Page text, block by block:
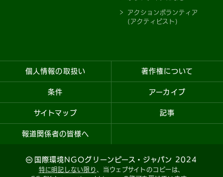
アクションボランティア
(アクティビスト)
個人情報の取扱い 著作権について
条件 アーカイブ
サイトマップ 記事
報道関係者の皆様へ
国際環境NGOグリーンピース・ジャパン 2024
特に明記しない限り 、当ウェブサイトのコピーは、